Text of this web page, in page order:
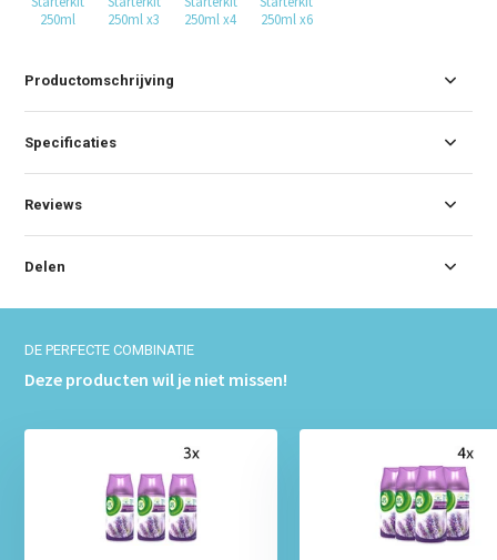
250ml
250ml x3
250ml x4
250ml x6
Productomschrijving
Specificaties
Reviews
Delen
DE PERFECTE COMBINATIE
Deze producten wil je niet missen!